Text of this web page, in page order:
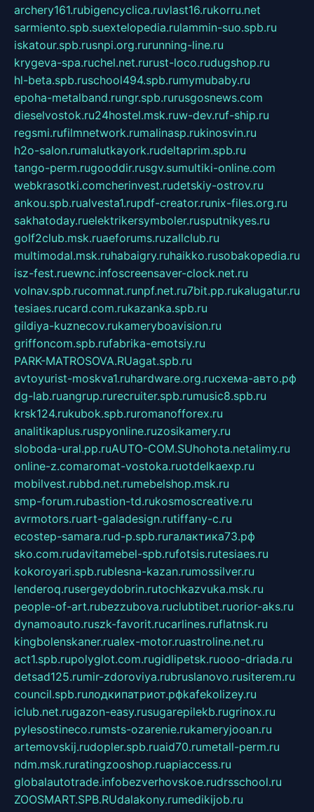
archery161.rubigencyclica.ruvlast16.rukorru.net
sarmiento.spb.suextelopedia.rulammin-suo.spb.ru
iskatour.spb.rusnpi.org.rurunning-line.ru
krygeva-spa.ruchel.net.rurust-loco.rudugshop.ru
hl-beta.spb.ruschool494.spb.rumymubaby.ru
epoha-metalband.rungr.spb.rurusgosnews.com
dieselvostok.ru24hostel.msk.ruw-dev.ruf-ship.ru
regsmi.rufilmnetwork.rumalinasp.rukinosvin.ru
h2o-salon.rumalutkayork.rudeltaprim.spb.ru
tango-perm.rugooddir.rusgv.sumultiki-online.com
webkrasotki.comcherinvest.rudetskiy-ostrov.ru
ankou.spb.rualvesta1.rupdf-creator.runix-files.org.ru
sakhatoday.ruelektrikersymboler.rusputnikyes.ru
golf2club.msk.ruaeforums.ruzallclub.ru
multimodal.msk.ruhabaigry.ruhaikko.rusobakopedia.ru
isz-fest.ruewnc.infoscreensaver-clock.net.ru
volnav.spb.rucomnat.runpf.net.ru7bit.pp.rukalugatur.ru
tesiaes.rucard.com.rukazanka.spb.ru
gildiya-kuznecov.rukameryboavision.ru
griffoncom.spb.rufabrika-emotsiy.ru
PARK-MATROSOVA.RUagat.spb.ru
avtoyurist-moskva1.ruhardware.org.ruсхема-авто.рф
dg-lab.ruangrup.rurecruiter.spb.rumusic8.spb.ru
krsk124.rukubok.spb.ruromanofforex.ru
analitikaplus.ruspyonline.ruzosikamery.ru
sloboda-ural.pp.ruAUTO-COM.SUhohota.netalimy.ru
online-z.comaromat-vostoka.ruotdelkaexp.ru
mobilvest.rubbd.net.rumebelshop.msk.ru
smp-forum.rubastion-td.rukosmoscreative.ru
avrmotors.ruart-galadesign.rutiffany-c.ru
ecostep-samara.rud-p.spb.ruгалактика73.рф
sko.com.rudavitamebel-spb.rufotsis.rutesiaes.ru
kokoroyari.spb.rublesna-kazan.rumossilver.ru
lenderoq.rusergeydobrin.rutochkazvuka.msk.ru
people-of-art.rubezzubova.ruclubtibet.ruorior-aks.ru
dynamoauto.ruszk-favorit.rucarlines.ruflatnsk.ru
kingbolenskaner.rualex-motor.ruastroline.net.ru
act1.spb.rupolyglot.com.rugidlipetsk.ruooo-driada.ru
detsad125.rumir-zdoroviya.rubruslanovo.rusiterem.ru
council.spb.ruлодкипатриот.рфkafekolizey.ru
iclub.net.rugazon-easy.rusugarepilekb.rugrinox.ru
pylesostineco.rumsts-ozarenie.rukameryjooan.ru
artemovskij.rudopler.spb.ruaid70.rumetall-perm.ru
ndm.msk.ruratingzooshop.ruapiaccess.ru
globalautotrade.infobezverhovskoe.rudrsschool.ru
ZOOSMART.SPB.RUdalakony.rumedikijob.ru